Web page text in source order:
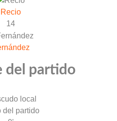
Recio
14
del partido
del partido